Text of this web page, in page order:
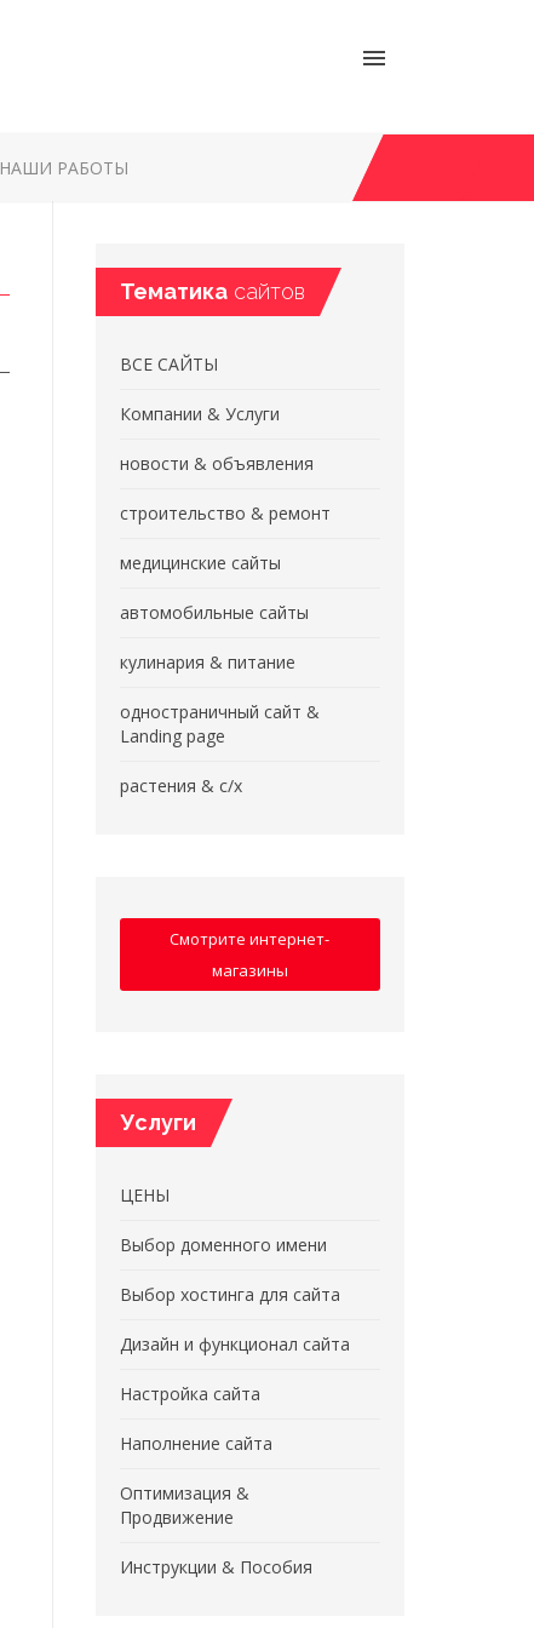
НАШИ РАБОТЫ
Тематикасайтов
ВСЕ САЙТЫ
Компании & Услуги
новости & объявления
строительство & ремонт
медицинские сайты
автомобильные сайты
кулинария & питание
одностраничный сайт &
Landing page
растения & с/х
Смотрите интернет-
магазины
Услуги
ЦЕНЫ
Выбор доменного имени
Выбор хостинга для сайта
Дизайн и функционал сайта
Настройка сайта
Наполнение сайта
Оптимизация &
Продвижение
Инструкции & Пособия